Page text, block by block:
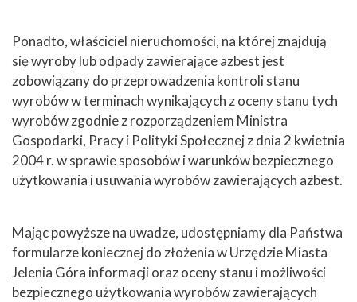
Ponadto, właściciel nieruchomości, na której znajdują
się wyroby lub odpady zawierające azbest jest
zobowiązany do przeprowadzenia kontroli stanu
wyrobów w terminach wynikających z oceny stanu tych
wyrobów zgodnie z rozporządzeniem Ministra
Gospodarki, Pracy i Polityki Społecznej z dnia 2 kwietnia
2004 r. w sprawie sposobów i warunków bezpiecznego
użytkowania i usuwania wyrobów zawierających azbest.
Mając powyższe na uwadze, udostępniamy dla Państwa
formularze koniecznej do złożenia w Urzędzie Miasta
Jelenia Góra informacji oraz oceny stanu i możliwości
bezpiecznego użytkowania wyrobów zawierających